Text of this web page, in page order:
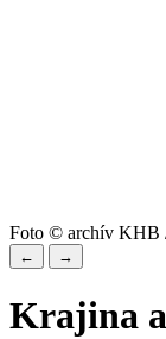
Foto © archív KHB
← →
Krajina